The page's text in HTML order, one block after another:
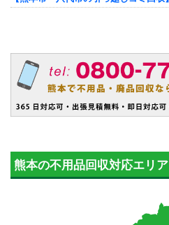
熊本の不用品回収対応エリア